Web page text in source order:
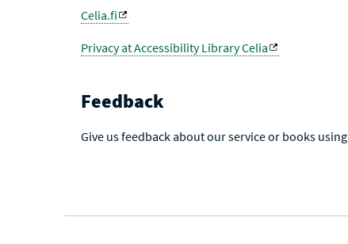
Celia.fi
Privacy at Accessibility Library Celia
Feedback
Give us feedback about our service or books using